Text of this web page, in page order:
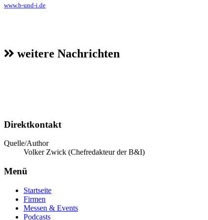
www.b-und-i.de
weitere Nachrichten
Direktkontakt
Quelle/Author
Volker Zwick (Chefredakteur der B&I)
Menü
Startseite
Firmen
Messen & Events
Podcasts